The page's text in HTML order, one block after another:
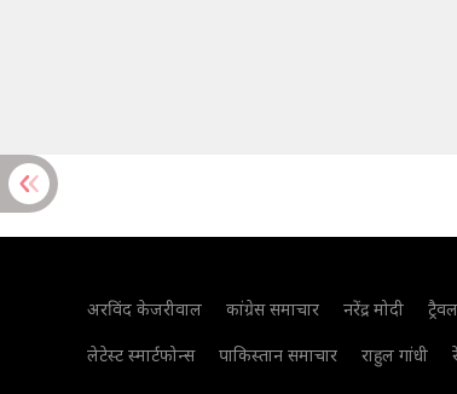
अरविंद केजरीवाल कांग्रेस समाचार नरेंद्र मोदी
लेटेस्ट स्मार्टफोन्स
पाकिस्तान समाचार राहुल गांधी